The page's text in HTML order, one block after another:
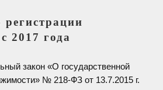
2017 года
закон «О государственной
№ 218-ФЗ от 13.7.2015 г.